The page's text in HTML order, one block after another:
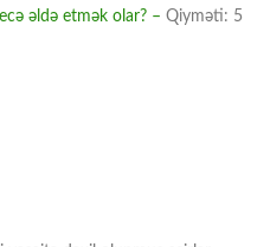
əldə etmək olar? – Qiyməti: 5